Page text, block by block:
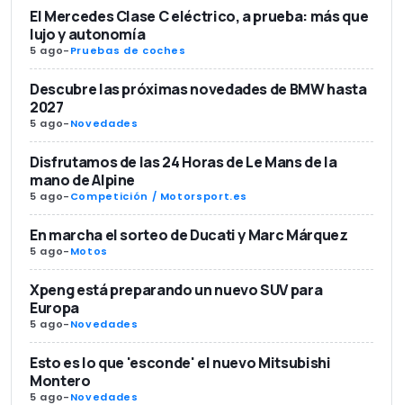
El Mercedes Clase C eléctrico, a prueba: más que
lujo y autonomía
5 ago-Pruebas de coches
Descubre las próximas novedades de BMW hasta
2027
5 ago-Novedades
Disfrutamos de las 24 Horas de Le Mans de la
mano de Alpine
5 ago-Competición / Motorsport.es
En marcha el sorteo de Ducati y Marc Márquez
5 ago-Motos
Xpeng está preparando un nuevo SUV para
Europa
5 ago-Novedades
Esto es lo que 'esconde' el nuevo Mitsubishi
Montero
5 ago-Novedades